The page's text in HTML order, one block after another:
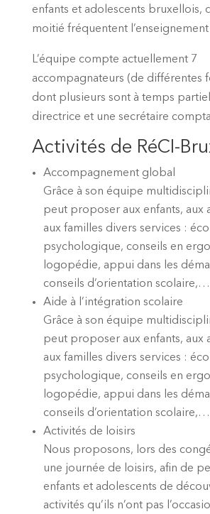
enfants et adolescents bruxellois,
moitié fréquentent
L’équipe compte actuellement 7
accompagnateurs (de différentes
dont plusieurs sont à temps
directrice et une secrétaire
Activités de RéCI-
Accompagnement global
Grâce à son équipe
peut proposer aux enfants, aux
aux familles divers services :
psychologique, conseils en
logopédie, appui dans les
conseils d’orientation scolaire,…
Aide à l’intégration scolaire
Grâce à son équipe
peut proposer aux enfants, aux
aux familles divers services :
psychologique, conseils en
logopédie, appui dans les
conseils d’orientation scolaire,…
Activités de loisirs
Nous proposons, lors des
une journée de loisirs, afin de
enfants et adolescents de
activités qu’ils n’ont pas